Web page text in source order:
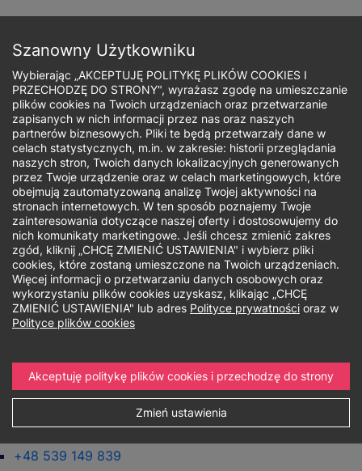
treści
Ścieżka
nawigacyjna
Jaki rodzaj studiów Cię interesuje?
Studia I stopnia
Biuro Rekrutacji - studia I stopnia,
jednolite studia magisterskie, studia II
stopnia
nieczynne.
Telefon:
+48 539 149 819
+48 539 149 839
Szanowny Użytkowniku
Wybierając „AKCEPTUJĘ POLITYKĘ PLIKÓW COOKIES I
PRZECHODZĘ DO STRONY", wyrażasz zgodę na umieszczanie
plików cookies na Twoich urządzeniach oraz przetwarzanie
zapisanych w nich informacji przez nas oraz naszych
partnerów biznesowych. Pliki te będą przetwarzały dane w
celach statystycznych, m.in. w zakresie: historii przeglądania
naszych stron, Twoich danych lokalizacyjnych generowanych
przez Twoje urządzenie oraz w celach marketingowych, które
obejmują zautomatyzowaną analizę Twojej aktywności na
stronach internetowych. W ten sposób poznajemy Twoje
zainteresowania dotyczące naszej oferty i dostosowujemy do
nich komunikaty marketingowe. Jeśli chcesz zmienić zakres
zgód, kliknij „CHCĘ ZMIENIĆ USTAWIENIA" i wybierz pliki
cookies, które zostaną umieszczone na Twoich urządzeniach.
Więcej informacji o przetwarzaniu danych osobowych oraz
wykorzystaniu plików cookies uzyskasz, klikając „CHCĘ
ZMIENIĆ USTAWIENIA" lub adres Polityce prywatności oraz w
Polityce plików cookies
Zmień ustawienia
Akceptuję politykę plików cookies i przechodzę do strony